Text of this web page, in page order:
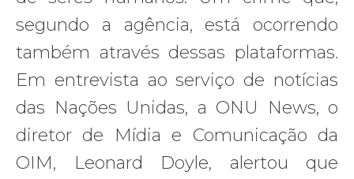
segundo a agência, está ocorrendo
também através dessas plataformas.
Em entrevista ao serviço de notícias
das Nações Unidas, a ONU News, o
diretor de Mídia e Comunicação da
OIM, Leonard Doyle, alertou que